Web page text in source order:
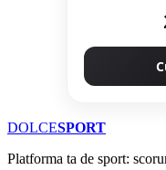
DOLCESPORT
Platforma ta de sport: